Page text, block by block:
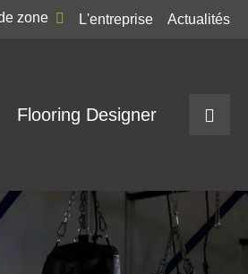
zone L'entreprise Actualités
Flooring Designer